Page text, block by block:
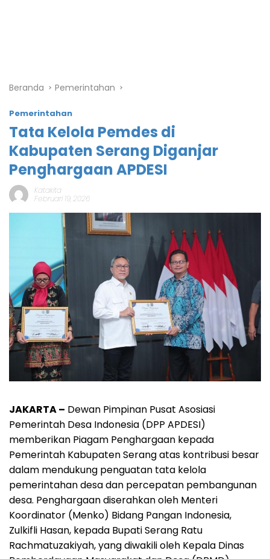
Beranda Pemerintahan
Pemerintahan
Tata Kelola Pemdes di
Kabupaten Serang Diganjar
Penghargaan APDESI
Katakita
Februari 19, 2026
JAKARTA – Dewan Pimpinan Pusat Asosiasi
Pemerintah Desa Indonesia (DPP APDESI)
memberikan Piagam Penghargaan kepada
Pemerintah Kabupaten Serang atas kontribusi besar
dalam mendukung penguatan tata kelola
pemerintahan desa dan percepatan pembangunan
desa. Penghargaan diserahkan oleh Menteri
Koordinator (Menko) Bidang Pangan Indonesia,
Zulkifli Hasan, kepada Bupati Serang Ratu
Rachmatuzakiyah, yang diwakili oleh Kepala Dinas